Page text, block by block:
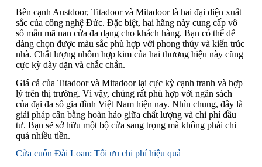
Bên cạnh Austdoor, Titadoor và Mitadoor là hai đại diện xuất
sắc của công nghệ Đức. Đặc biệt, hai hãng này cung cấp vô
số mẫu mã nan cửa đa dạng cho khách hàng. Bạn có thể dễ
dàng chọn được màu sắc phù hợp với phong thủy và kiến trúc
nhà. Chất lượng nhôm hợp kim của hai thương hiệu này cũng
cực kỳ dày dặn và chắc chắn.
Giá cả của Titadoor và Mitadoor lại cực kỳ cạnh tranh và hợp
lý trên thị trường. Vì vậy, chúng rất phù hợp với ngân sách
của đại đa số gia đình Việt Nam hiện nay. Nhìn chung, đây là
giải pháp cân bằng hoàn hảo giữa chất lượng và chi phí đầu
tư. Bạn sẽ sở hữu một bộ cửa sang trọng mà không phải chi
quá nhiều tiền.
Cửa cuốn Đài Loan: Tối ưu chi phí hiệu quả